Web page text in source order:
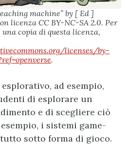
machine” by [ Ed ]
licenza CC BY-NC-SA 2.0. Per
copia di questa licenza,
licenses/by-
.
ad esempio,
di esplorare un
e di scegliere ciò
i sistemi game-
sotto forma di gioco.